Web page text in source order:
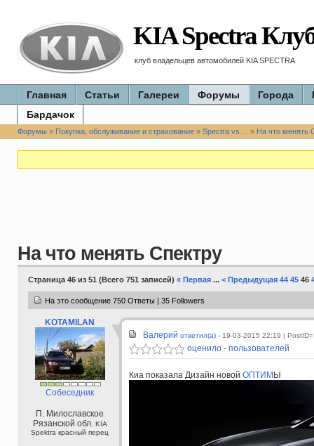
KIA Spectra
клуб владельцев автомобилей KIA SPECTRA
Главная Статьи Галереи Форумы Города
Бардачок
Форумы» Покупка, обслуживание и страхование» Spectra vs ... » На что менять
На что менять Спектру
Страница 46 из 51 (Всего 751 записей) « Первая... < Предыдущая 44 4546
На это сообщение 750 Ответы | 35 Followers
KOTAMILAN
Собеседник
П. Милославское
Рязанской обл. KIA
Spektra красный перец
Валерий ответил(а) - 19-03-2015 22:19 |
оценило - пользователей
Киа показала Дизайн новой ОПТИМЫ